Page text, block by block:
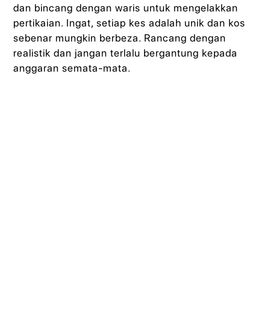
dan bincang dengan waris untuk mengelakkan
pertikaian. Ingat, setiap kes adalah unik dan kos
sebenar mungkin berbeza. Rancang dengan
realistik dan jangan terlalu bergantung kepada
anggaran semata-mata.